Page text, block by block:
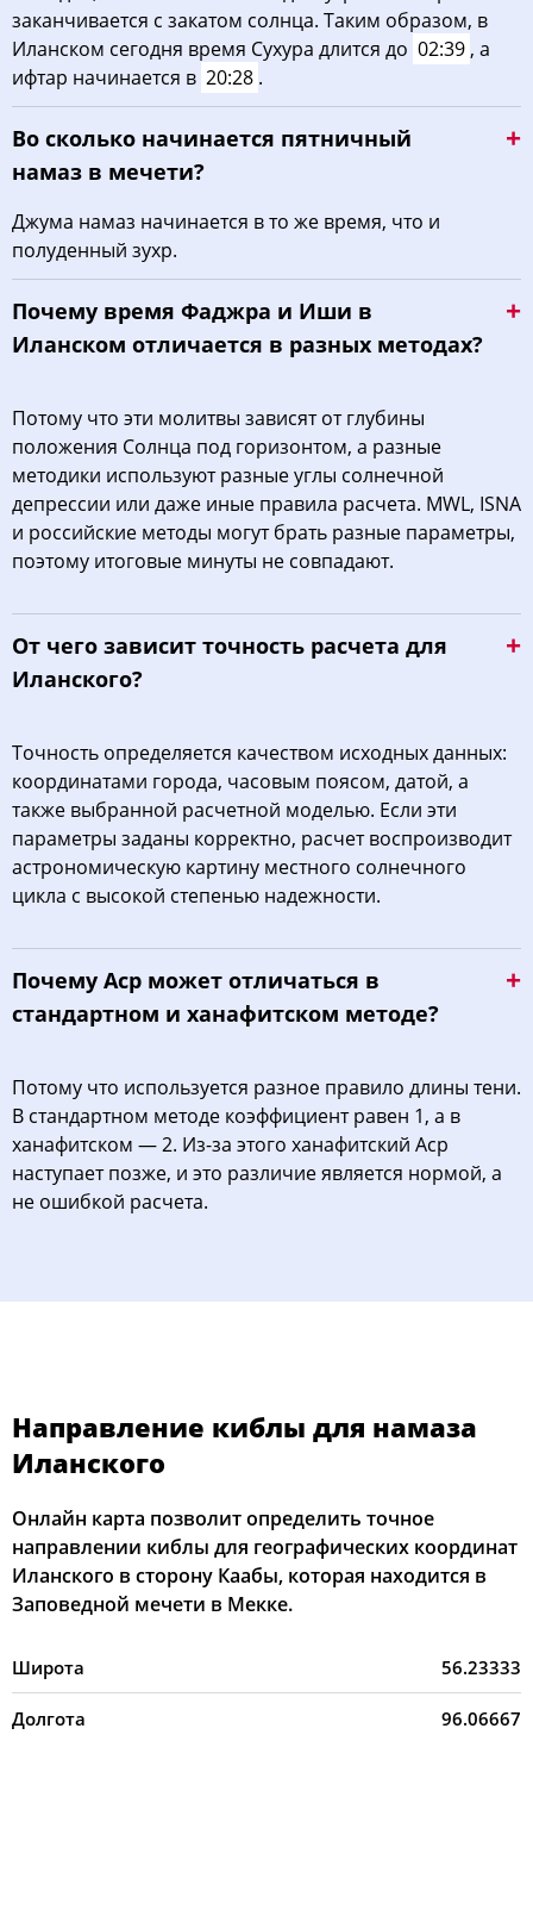
заканчивается с закатом солнца. Таким образом, в
Иланском сегодня время Сухура длится до 02:39 , а
ифтар начинается в 20:28 .
Во сколько начинается пятничный
намаз в мечети?
Джума намаз начинается в то же время, что и
полуденный зухр.
Почему время Фаджра и Иши в
Иланском отличается в разных методах?
Потому что эти молитвы зависят от глубины
положения Солнца под горизонтом, а разные
методики используют разные углы солнечной
депрессии или даже иные правила расчета. MWL, ISNA
и российские методы могут брать разные параметры,
поэтому итоговые минуты не совпадают.
От чего зависит точность расчета для
Иланского?
Точность определяется качеством исходных данных:
координатами города, часовым поясом, датой, а
также выбранной расчетной моделью. Если эти
параметры заданы корректно, расчет воспроизводит
астрономическую картину местного солнечного
цикла с высокой степенью надежности.
Почему Аср может отличаться в
стандартном и ханафитском методе?
Потому что используется разное правило длины тени.
В стандартном методе коэффициент равен 1, а в
ханафитском — 2. Из-за этого ханафитский Аср
наступает позже, и это различие является нормой, а
не ошибкой расчета.
Направление киблы для намаза
Иланского
Онлайн карта позволит определить точное
направлении киблы для географических координат
Иланского в сторону Каабы, которая находится в
Заповедной мечети в Мекке.
Широта 56.23333
Долгота 96.06667